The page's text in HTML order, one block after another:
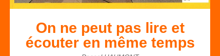
On ne peut pas lire et
écouter en même temps